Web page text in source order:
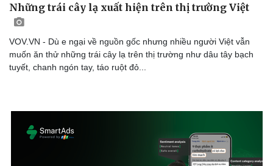
Những trái cây lạ xuất hiện trên thị trường Việt
VOV.VN - Dù e ngại về nguồn gốc nhưng nhiều người Việt vẫn
muốn ăn thử những trái cây lạ trên thị trường như dâu tây bạch
tuyết, chanh ngón tay, táo ruột đỏ...